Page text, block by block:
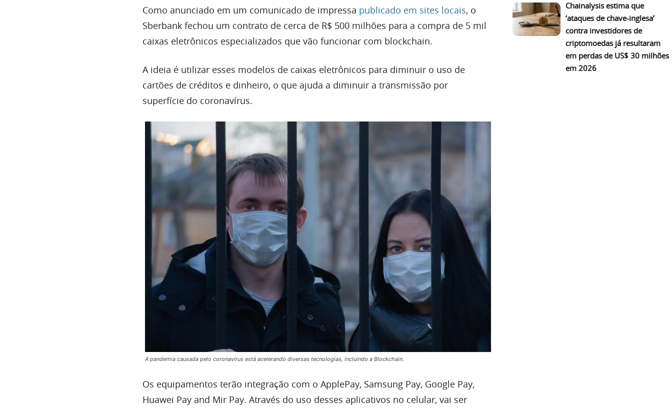
Como anunciado em um comunicado de impressa publicado em sites locais, o
Sberbank fechou um contrato de cerca de R$ 500 milhões para a compra de 5 mil
caixas eletrônicos especializados que vão funcionar com blockchain.
A ideia é utilizar esses modelos de caixas eletrônicos para diminuir o uso de
cartões de créditos e dinheiro, o que ajuda a diminuir a transmissão por
superfície do coronavírus.
A pandemia causada pelo coronavírus está acelerando diversas tecnologias, incluindo a Blockchain.
Os equipamentos terão integração com o ApplePay, Samsung Pay, Google Pay,
Huawei Pay and Mir Pay. Através do uso desses aplicativos no celular, vai ser
Chainalysis estima que
‘ataques de chave-inglesa’
contra investidores de
criptomoedas já resultaram
em perdas de US$ 30 milhões
em 2026